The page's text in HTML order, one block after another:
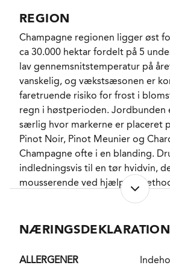
vinstokkene med Pinot Noir var
den endelige cuvée end på noget
og at den vedtagne norm for
druesammensætningen for første
fraveget. Således er der tale om
en række parceller i det sydlige
inklusive Aÿ, Mareuil, Bouzy og
tilføjet frugt og delikatesse fra
lidt ekstra sprødhed fra 17% Pinot
Vinen er efter den fornyede
end 10 år inden de første flasker
degorgeret til Extra Brut med en
bagsiden af flaskerne kan man
Krug’s App til mobilerne kan
REGION
Champagne regionen ligger øst
ca 30.000 hektar fordelt på 5
lav gennemsnitstemperatur på
vanskelig, og vækstsæsonen er
faretruende risiko for frost i
regn i høstperioden. Jordbunden
særlig hvor markerne er placeret
Pinot Noir, Pinot Meunier og
Champagne ofte i en blanding.
indledningsvis til en tør hvidvin,
mousserende ved hjælp af
Champagne kan både være
(Vintage) og vin fra Champagne
DISTRIKT
NÆRINGSDEKLARATION
ALLERGENER